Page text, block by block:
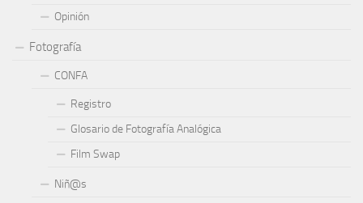
Opinión
Fotografía
CONFA
Registro
Glosario de Fotografía Analógica
Film Swap
Niñ@s